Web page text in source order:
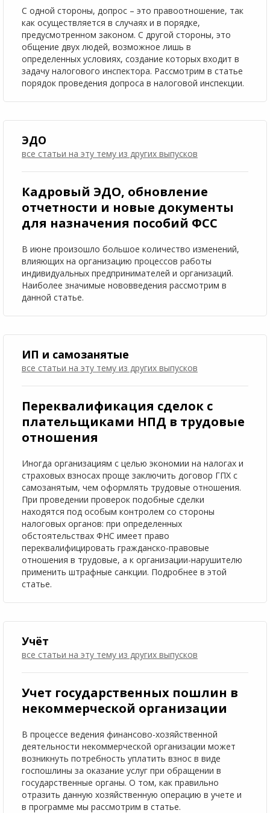
С одной стороны, допрос – это правоотношение, так
как осуществляется в случаях и в порядке,
предусмотренном законом. С другой стороны, это
общение двух людей, возможное лишь в
определенных условиях, создание которых входит в
задачу налогового инспектора. Рассмотрим в статье
порядок проведения допроса в налоговой инспекции.
ЭДО
все статьи на эту тему из других выпусков
Кадровый ЭДО, обновление
отчетности и новые документы
для назначения пособий ФСС
В июне произошло большое количество изменений,
влияющих на организацию процессов работы
индивидуальных предпринимателей и организаций.
Наиболее значимые нововведения рассмотрим в
данной статье.
ИП и самозанятые
все статьи на эту тему из других выпусков
Переквалификация сделок с
плательщиками НПД в трудовые
отношения
Иногда организациям с целью экономии на налогах и
страховых взносах проще заключить договор ГПХ с
самозанятым, чем оформлять трудовые отношения.
При проведении проверок подобные сделки
находятся под особым контролем со стороны
налоговых органов: при определенных
обстоятельствах ФНС имеет право
переквалифицировать гражданско-правовые
отношения в трудовые, а к организации-нарушителю
применить штрафные санкции. Подробнее в этой
статье.
Учёт
все статьи на эту тему из других выпусков
Учет государственных пошлин в
некоммерческой организации
В процессе ведения финансово-хозяйственной
деятельности некоммерческой организации может
возникнуть потребность уплатить взнос в виде
госпошлины за оказание услуг при обращении в
государственные органы. О том, как правильно
отразить данную хозяйственную операцию в учете и
в программе мы рассмотрим в статье.